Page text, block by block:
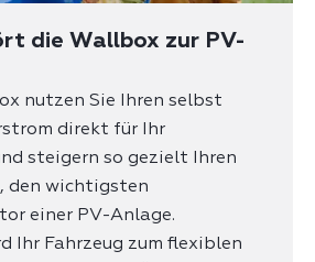
die Wallbox zur PV-
nutzen Sie Ihren selbst
direkt für Ihr
steigern so gezielt Ihren
den wichtigsten
einer PV-Anlage.
Ihr Fahrzeug zum flexiblen